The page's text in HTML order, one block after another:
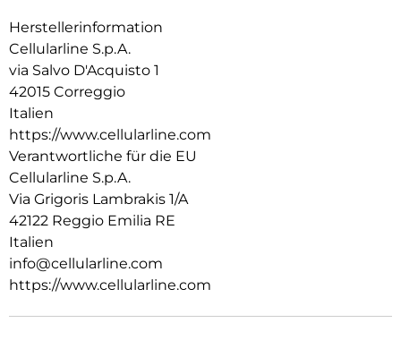
Herstellerinformation
Cellularline S.p.A.
via Salvo D'Acquisto 1
42015 Correggio
Italien
https://www.cellularline.com
Verantwortliche für die EU
Cellularline S.p.A.
Via Grigoris Lambrakis 1/A
42122 Reggio Emilia RE
Italien
info@cellularline.com
https://www.cellularline.com